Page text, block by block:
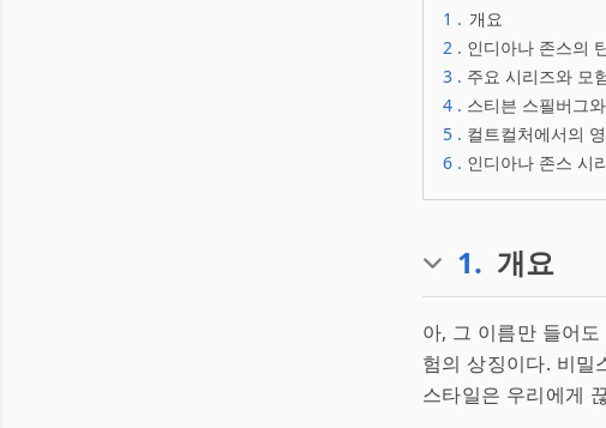
1 . 개요
2 . 인디아나 존스의
3 . 주요 시리즈와 모
4 . 스티븐 스필버그
5 . 컬트컬처에서의
6 . 인디아나 존스 시
1. 개요
아, 그 이름만 들어
험의 상징이다. 비밀
스타일은 우리에게